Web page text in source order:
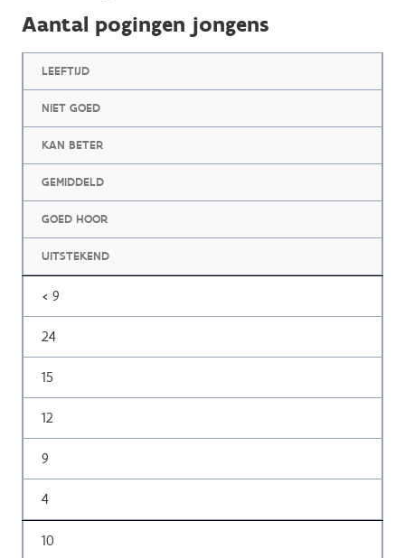
Aantal pogingen jongens
LEEFTIJD
NIET GOED
KAN BETER
GEMIDDELD
GOED HOOR
UITSTEKEND
< 9
24
15
12
9
4
10